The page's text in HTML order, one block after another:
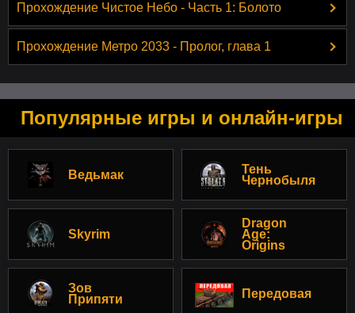
Прохождение Чистое Небо - Часть 1: Болото
Прохождение Метро 2033 - Пролог, глава 1
Популярные игры и онлайн-игры
Ведьмак
Тень
Чернобыля
Skyrim
Dragon
Age:
Origins
Зов
Припяти
Передовая